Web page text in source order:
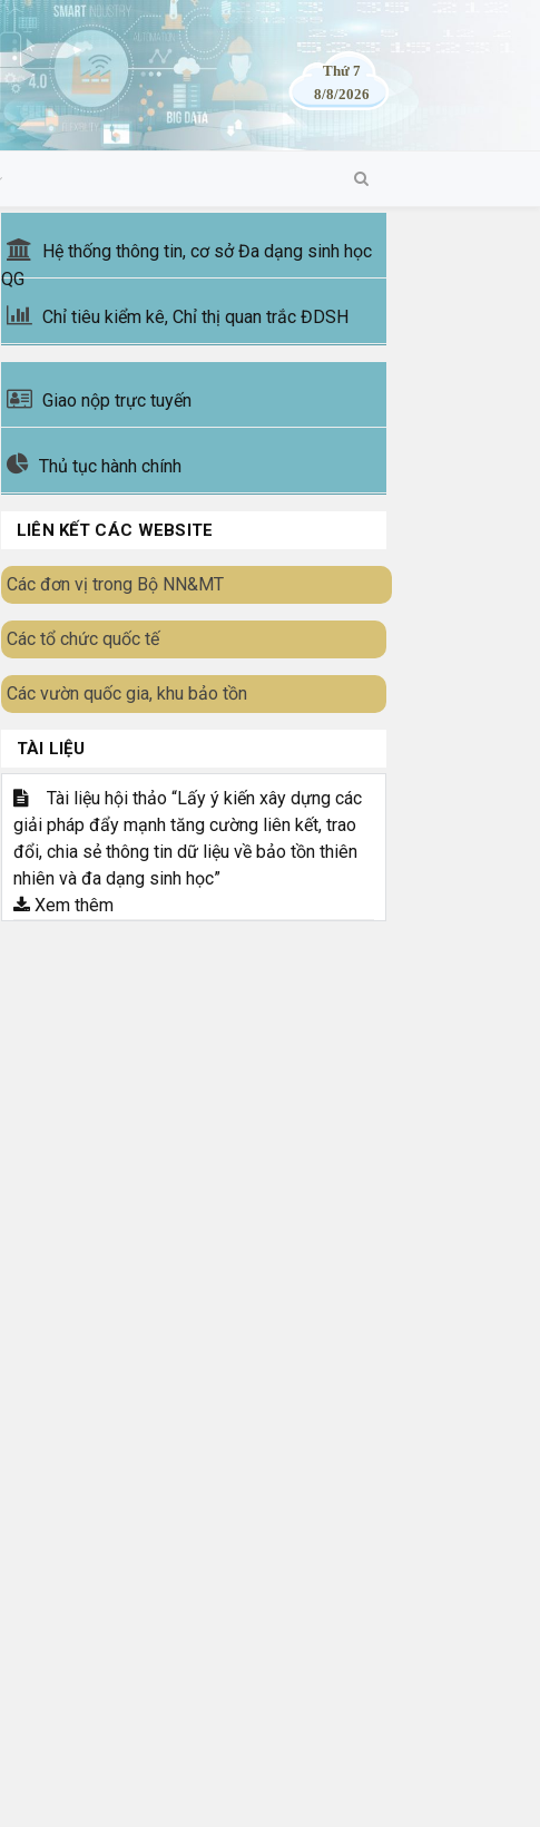
Thứ 7
8/8/2026
Hệ thống thông tin, cơ sở Đa dạng sinh học
QG
Chỉ tiêu kiểm kê, Chỉ thị quan trắc ĐDSH
Giao nộp trực tuyến
Thủ tục hành chính
LIÊN KẾT CÁC WEBSITE
Các đơn vị trong Bộ NN&MT
Các tổ chức quốc tế
Các vườn quốc gia, khu bảo tồn
TÀI LIỆU
Tài liệu hội thảo “Lấy ý kiến xây dựng các
giải pháp đẩy mạnh tăng cường liên kết, trao
đổi, chia sẻ thông tin dữ liệu về bảo tồn thiên
nhiên và đa dạng sinh học”
Xem thêm